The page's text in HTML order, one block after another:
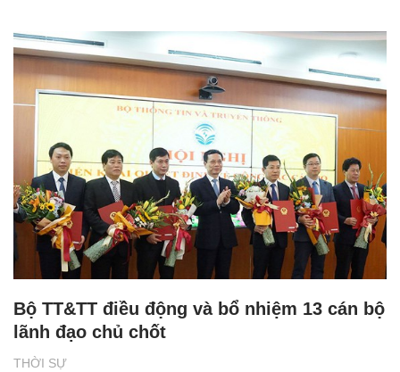
THỜI SỰ
Bộ TT&TT điều động và bổ nhiệm 13 cán bộ
lãnh đạo chủ chốt